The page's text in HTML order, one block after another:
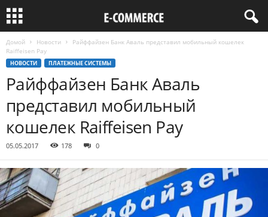
Домой Новости
Райффайзен Банк Аваль представил мобильный кошелек
Raiffeisen Pay
НОВОСТИ ПЛАТЕЖНЫЕ СИСТЕМЫ
Райффайзен Банк Аваль
представил мобильный
кошелек Raiffeisen Pay
05.05.2017 178 0